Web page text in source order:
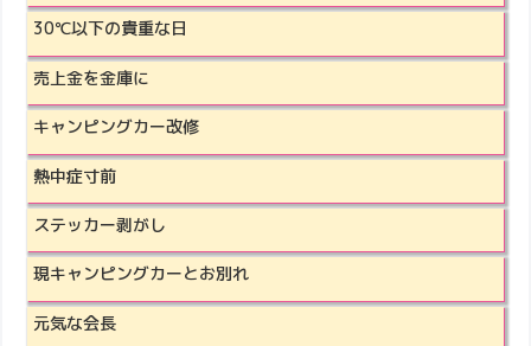
30℃以下の貴重な日
売上金を金庫に
キャンピングカー改修
熱中症寸前
ステッカー剥がし
現キャンピングカーとお別れ
元気な会長